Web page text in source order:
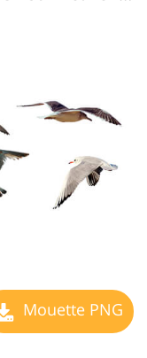
Mouette PNG